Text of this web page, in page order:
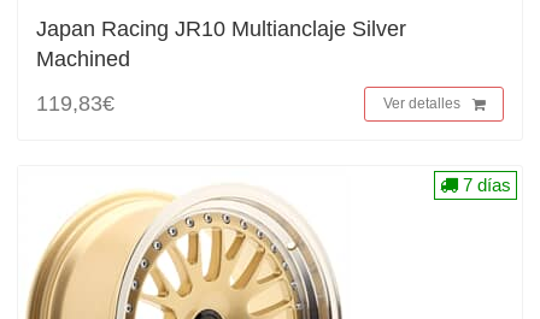
Japan Racing JR10 Multianclaje Silver
Machined
119,83€
Ver detalles
7 días